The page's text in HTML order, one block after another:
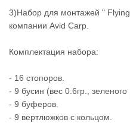
3)Набор для монтажей "
компании Avid Carp.
Комплектация набора:
- 16 стопоров.
- 9 бусин (вес 0.6гр., зеленого
- 9 буферов.
- 9 вертлюжков с кольцом.